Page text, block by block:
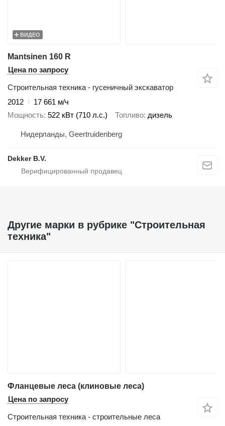
ВИДЕО
Mantsinen 160 R
Цена по запросу
Строительная техника - гусеничный экскаватор
2012
17 661 м/ч
Мощность 522 кВт (710 л.с.) Топливо дизель
Нидерланды, Geertruidenberg
Dekker B.V.
Другие марки в рубрике "Строительная
техника"
Фланцевые леса (клиновые леса)
Цена по запросу
Строительная техника - строительные леса